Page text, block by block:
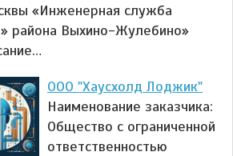
«Инженерная служба
района Выхино-Жулебино»
ООО "Хаусхолд Лоджик"
Наименование заказчика:
Общество с ограниченной
ответственностью